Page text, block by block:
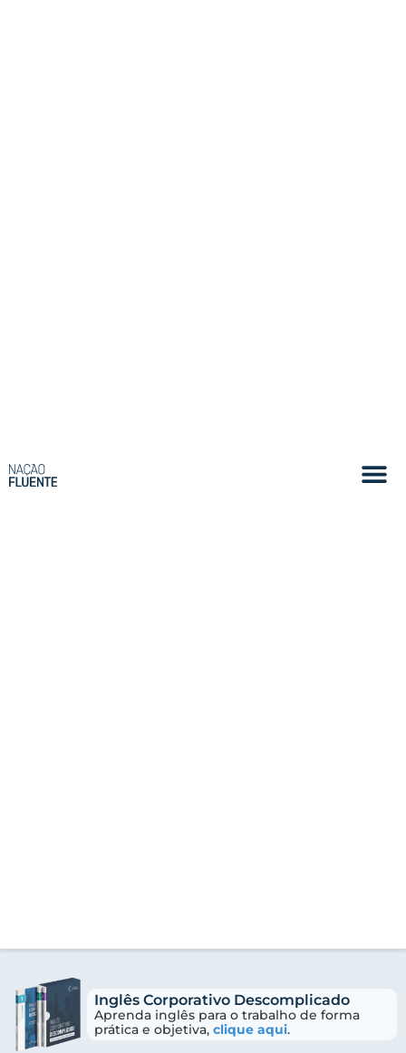
Inglês Corporativo Descomplicado
Aprenda inglês para o trabalho de forma
prática e objetiva, clique aqui.